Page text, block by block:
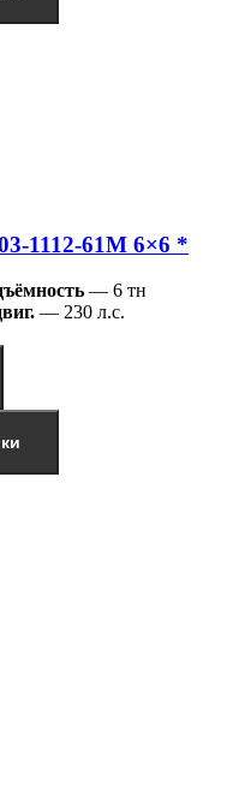
1112-61М 6×6 *
— 6 тн
— 230 л.с.